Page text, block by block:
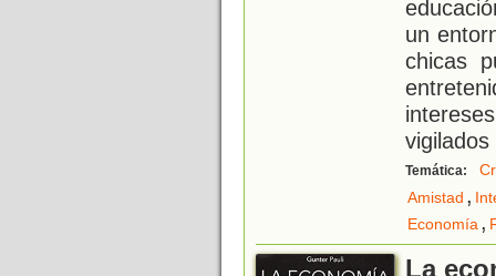
un
chicas
Temática:
Amistad ,
Economía,
La